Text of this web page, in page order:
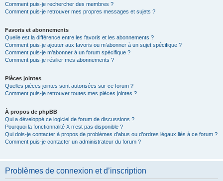
Comment puis-je rechercher des membres ?
Comment puis-je retrouver mes propres messages et sujets ?
Favoris et abonnements
Quelle est la différence entre les favoris et les abonnements ?
Comment puis-je ajouter aux favoris ou m’abonner à un sujet spécifique ?
Comment puis-je m’abonner à un forum spécifique ?
Comment puis-je résilier mes abonnements ?
Pièces jointes
Quelles pièces jointes sont autorisées sur ce forum ?
Comment puis-je retrouver toutes mes pièces jointes ?
À propos de phpBB
Qui a développé ce logiciel de forum de discussions ?
Pourquoi la fonctionnalité X n’est pas disponible ?
Qui dois-je contacter à propos de problèmes d’abus ou d’ordres légaux liés à ce forum ?
Comment puis-je contacter un administrateur du forum ?
Problèmes de connexion et d’inscription